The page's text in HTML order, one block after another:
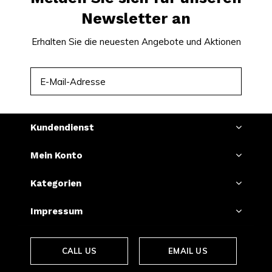
Newsletter an
Erhalten Sie die neuesten Angebote und Aktionen
Kundendienst
Mein Konto
Kategorien
Impressum
CALL US EMAIL US